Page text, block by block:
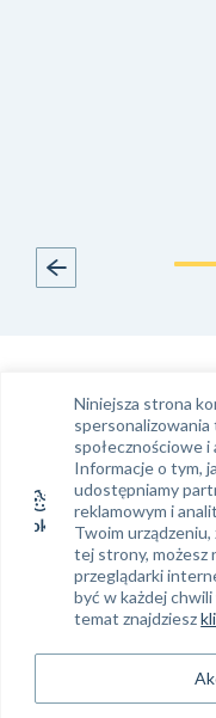
Niniejsza strona
społecznościowe
Informacje o tym,
udostępniamy
reklamowym i
Twoim
tej strony, możesz
przeglądarki
być w każdej
temat znajdziesz
61 663 99 39
Siedziba Phinance S.
Phinance S.A.
ul. Ratajczaka 19
61-814 Poznań
Sąd Rejonowy Poznań – Nowe
Gospodarczy KRS, Kapitał zakładowy: